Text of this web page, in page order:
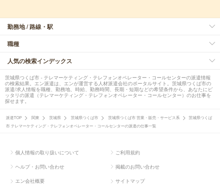
勤務地 / 路線・駅
職種
人気の検索インデックス
茨城県つくば市 - テレマーケティング・テレフォンオペレーター・コールセンターの派遣情報
の検索結果。エン派遣は、エンが運営する人材派遣会社のポータルサイト。茨城県つくば市の
派遣/求人情報を職種、勤務地、時給、勤務時間、長期・短期などの希望条件から、あなたにピ
ッタリの派遣（テレマーケティング・テレフォンオペレーター・コールセンター）のお仕事を
探せます。
派遣TOP 関東 茨城県 茨城県つくば市 茨城県つくば市 営業・販売・サービス系
茨城県つくば
市 テレマーケティング・テレフォンオペレーター・コールセンターの派遣の仕事一覧
個人情報の取り扱いについて ご利用規約
ヘルプ・お問い合わせ 掲載のお問い合わせ
エン会社概要 サイトマップ